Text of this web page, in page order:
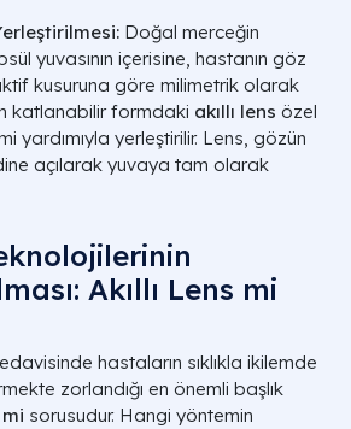
Doğal merceğin
yuvasının içerisine, hastanın göz
kusuruna göre milimetrik olarak
katlanabilir formdaki akıllı lens özel
yardımıyla yerleştirilir. Lens, gözün
açılarak yuvaya tam olarak
Akıllı Lens mi
hastaların sıklıkla ikilemde
zorlandığı en önemli başlık
sorusudur. Hangi yöntemin